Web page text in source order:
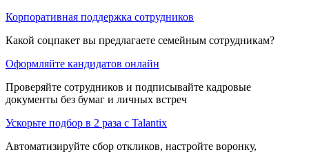
Корпоративная поддержка сотрудников
Какой соцпакет вы предлагаете семейным сотрудникам?
Оформляйте кандидатов онлайн
Проверяйте сотрудников и подписывайте кадровые
документы без бумаг и личных встреч
Ускорьте подбор в 2 раза с Talantix
Автоматизируйте сбор откликов, настройте воронку,